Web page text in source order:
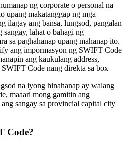
ng corporate o personal na
upang makatanggap ng mga
ilagay ang bansa, lungsod, pangalan
sangay, lahat o bahagi ng
sa paghahanap upang mahanap ito.
ang impormasyon ng SWIFT Code
ang kaukulang address,
Code nang direkta sa box
na iyong hinahanap ay walang
maaari mong gamitin ang
sangay sa provincial capital city
Code?